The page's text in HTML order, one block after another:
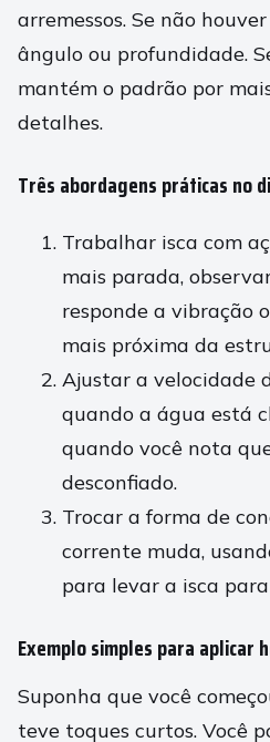
arremessos. Se não
ângulo ou profundidade.
mantém o padrão por
detalhes.
Três abordagens práticas no
Trabalhar isca com
mais parada,
responde a vibração
mais próxima da
Ajustar a velocidade
quando a água está
quando você nota
desconfiado.
Trocar a forma de
corrente muda,
para levar a isca
Exemplo simples para aplicar
Suponha que você
teve toques curtos. Você